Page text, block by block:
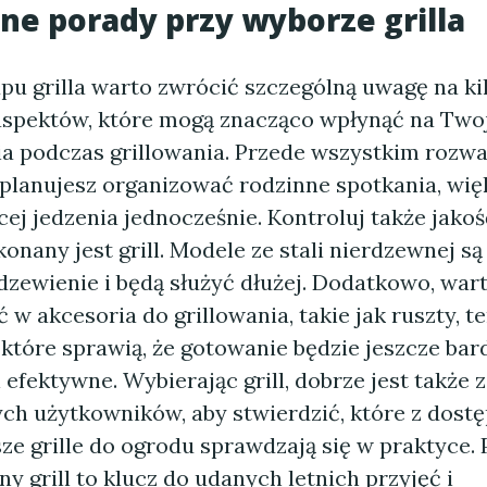
porady przy wyborze grilla
grilla warto zwrócić szczególną uwagę na
które mogą znacząco wpłynąć na
podczas grillowania. Przede wszystkim
organizować rodzinne spotkania,
jedzenia jednocześnie. Kontroluj także
jest grill. Modele ze stali nierdzewnej
i będą służyć dłużej. Dodatkowo,
w akcesoria do grillowania, takie jak ruszty,
sprawią, że gotowanie będzie jeszcze
Wybierając grill, dobrze jest także
użytkowników, aby stwierdzić, które z
grille do ogrodu sprawdzają się w praktyce.
grill to klucz do udanych letnich przyjęć i